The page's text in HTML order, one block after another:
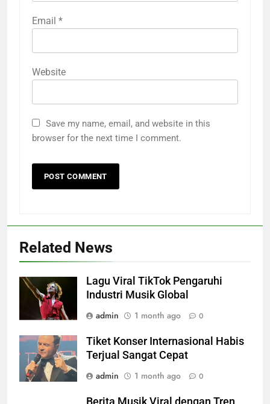
Email *
Website
Save my name, email, and website in this
browser for the next time I comment.
Related News
Lagu Viral TikTok Pengaruhi
Industri Musik Global
admin
1 month ago 0
Tiket Konser Internasional Habis
Terjual Sangat Cepat
admin
1 month ago 0
Berita Musik Viral dengan Tren